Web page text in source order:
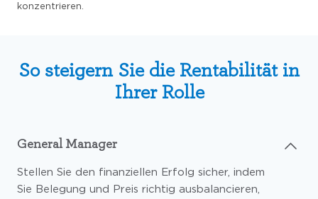
konzentrieren.
So steigern Sie die Rentabilität in
Ihrer Rolle
General Manager
Stellen Sie den finanziellen Erfolg sicher, indem
Sie Belegung und Preis richtig ausbalancieren,